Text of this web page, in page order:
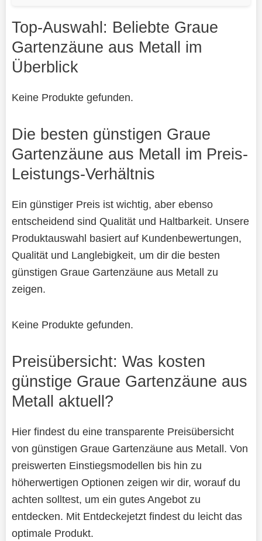
Top-Auswahl: Beliebte Graue
Gartenzäune aus Metall im
Überblick
Keine Produkte gefunden.
Die besten günstigen Graue
Gartenzäune aus Metall im Preis-
Leistungs-Verhältnis
Ein günstiger Preis ist wichtig, aber ebenso
entscheidend sind Qualität und Haltbarkeit. Unsere
Produktauswahl basiert auf Kundenbewertungen,
Qualität und Langlebigkeit, um dir die besten
günstigen Graue Gartenzäune aus Metall zu
zeigen.
Keine Produkte gefunden.
Preisübersicht: Was kosten
günstige Graue Gartenzäune aus
Metall aktuell?
Hier findest du eine transparente Preisübersicht
von günstigen Graue Gartenzäune aus Metall. Von
preiswerten Einstiegsmodellen bis hin zu
höherwertigen Optionen zeigen wir dir, worauf du
achten solltest, um ein gutes Angebot zu
entdecken. Mit Entdeckejetzt findest du leicht das
optimale Produkt.